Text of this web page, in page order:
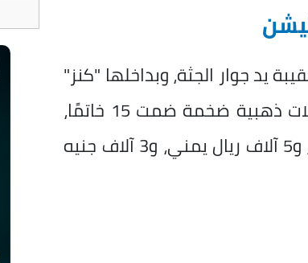
يد جوار الجثة، وبداخلها "كنز"
من المقتنيات منها عملات متنوعة عبارة عن مشغولات ذهبية ضخمة ضمت 15 خاتمًا،
و8 غوايش، و7 سلاسل ذهبية، و4 آلاف دولار أمريكي، و5 آلاف ريال يمني، و3 آلاف جنيه